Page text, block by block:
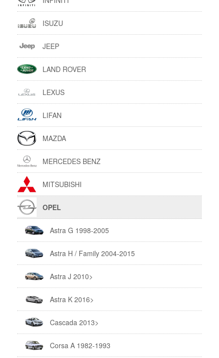
ISUZU
JEEP
LAND ROVER
LEXUS
LIFAN
MAZDA
MERCEDES BENZ
MITSUBISHI
OPEL
Astra G 1998-2005
Astra H / Family 2004-2015
Astra J 2010>
Astra K 2016>
Cascada 2013>
Corsa A 1982-1993